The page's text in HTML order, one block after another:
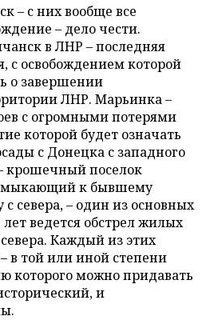
– с них вообще все
– дело чести.
в ЛНР – последняя
с освобождением которой
о завершении
ЛНР. Марьинка –
с огромными потерями
которой будет означать
с Донецка с западного
крошечный поселок
к бывшему
севера, – один из основных
ведется обстрел жилых
Каждый из этих
в той или иной степени
которого можно придавать
и